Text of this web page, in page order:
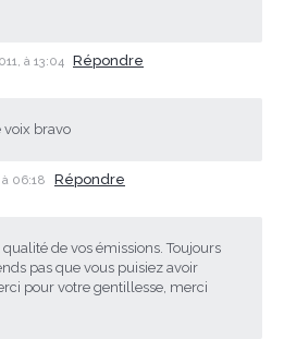
à 13:04 Répondre
bravo
06:18 Répondre
de vos émissions. Toujours
pas que vous puisiez avoir
pour votre gentillesse, merci